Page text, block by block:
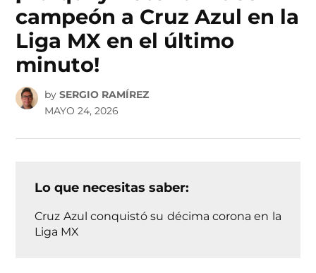
campeón a Cruz Azul en la
Liga MX en el último
minuto!
by SERGIO RAMÍREZ
MAYO 24, 2026
Lo que necesitas saber:
Cruz Azul conquistó su décima corona en la
Liga MX